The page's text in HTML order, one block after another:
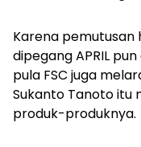
Karena pemutusan
dipegang APRIL
pula FSC juga
Sukanto Tanoto itu
produk-produknya.